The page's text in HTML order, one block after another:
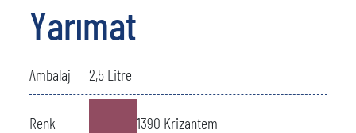
Yarımat
Ambalaj 2,5 Litre
Renk 1390 Krizantem